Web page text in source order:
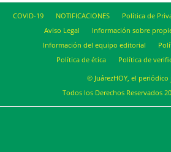
COVID-19 NOTIFICACIONES Política de
Aviso Legal
Información sobre
Información del equipo editorial
Política de ética
Política de
© JuárezHOY, el periódico
Todos los Derechos Reservados